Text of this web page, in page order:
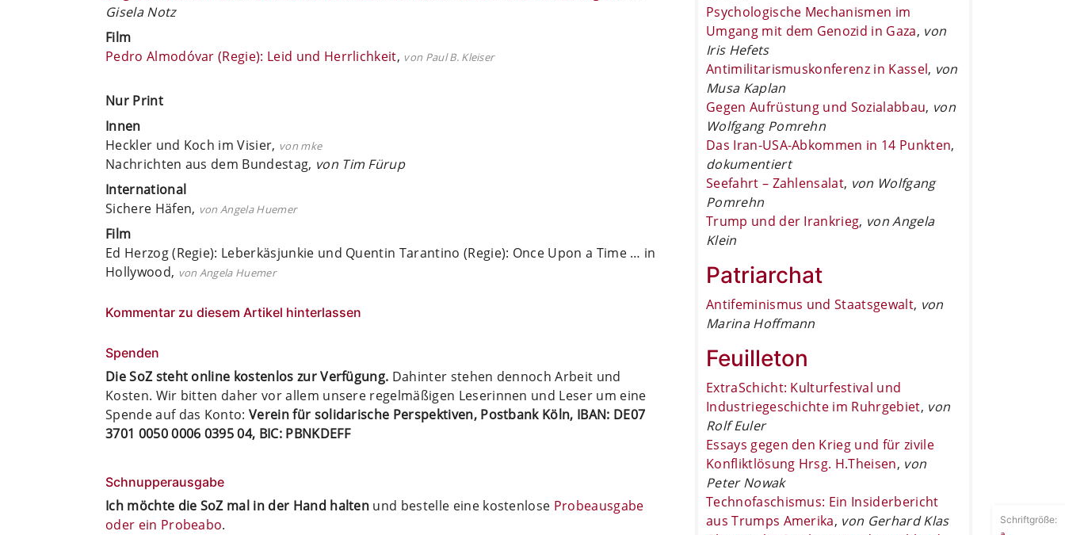
Gisela Notz
Film
Pedro Almodóvar (Regie): Leid und Herrlichkeit, von Paul B. Kleiser
Nur Print
Innen
Heckler und Koch im Visier, von mke
Nachrichten aus dem Bundestag, von Tim Fürup
International
Sichere Häfen, von Angela Huemer
Film
Ed Herzog (Regie): Leberkäsjunkie und Quentin Tarantino (Regie): Once Upon a Time … in
Hollywood, von Angela Huemer
Kommentar zu diesem Artikel hinterlassen
Spenden
Die SoZ steht online kostenlos zur Verfügung. Dahinter stehen dennoch Arbeit und
Kosten. Wir bitten daher vor allem unsere regelmäßigen Leserinnen und Leser um eine
Spende auf das Konto:Verein für solidarische Perspektiven, Postbank Köln, IBAN: DE07
3701 0050 0006 0395 04, BIC: PBNKDEFF
Schnupperausgabe
Ich möchte die SoZ mal in der Hand halten und bestelle eine kostenlose Probeausgabe
oder ein Probeabo.
Psychologische Mechanismen im
Umgang mit dem Genozid in Gaza, von
Iris Hefets
Antimilitarismuskonferenz in Kassel, von
Musa Kaplan
Gegen Aufrüstung und Sozialabbau, von
Wolfgang Pomrehn
Das Iran-USA-Abkommen in 14 Punkten,
dokumentiert
Seefahrt – Zahlensalat, von Wolfgang
Pomrehn
Trump und der Irankrieg, von Angela
Klein
Patriarchat
Antifeminismus und Staatsgewalt, von
Marina Hoffmann
Feuilleton
ExtraSchicht: Kulturfestival und
Industriegeschichte im Ruhrgebiet, von
Rolf Euler
Essays gegen den Krieg und für zivile
Konfliktlösung Hrsg. H.Theisen, von
Peter Nowak
Technofaschismus: Ein Insiderbericht
aus Trumps Amerika, von Gerhard Klas
Schriftgröße: